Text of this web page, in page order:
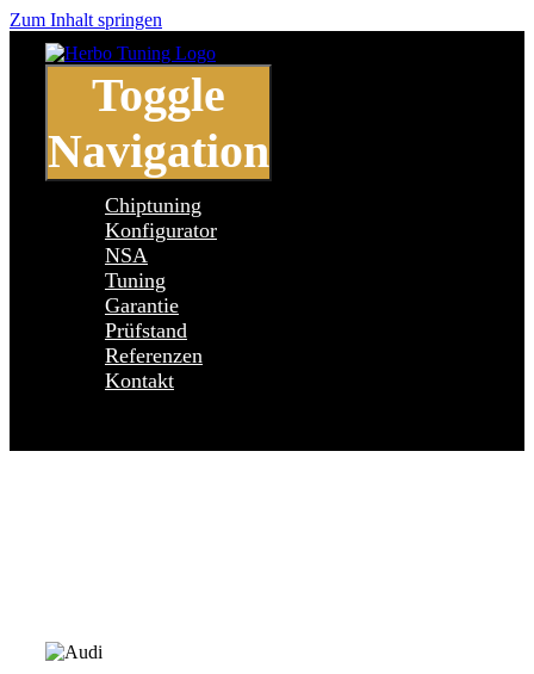
Zum Inhalt springen
Toggle
Navigation
Chiptuning
Konfigurator
NSA
Tuning
Garantie
Prüfstand
Referenzen
Kontakt